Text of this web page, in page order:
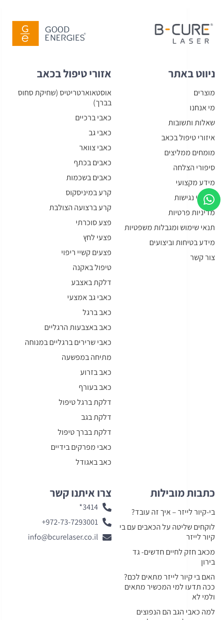
ניווט באתר
מוצרים
מי אנחנו
שאלות ותשובות
איזורי טיפול בכאב
מומחים ממליצים
סיפורי הצלחה
מידע מקצועי
הסדרי נגישות
מדיניות פרטיות
תנאי שימוש ומגבלות משפטיות
מידע בטיחות וביצועים
צור קשר
אזורי טיפול בכאב
אוסטאוארטריטיס (שחיקת סחוס
בברך)
כאבי ברכיים
כאבי גב
כאבי צוואר
כאבים בכתף
כאבים בשכמות
קרע במיניסקוס
קרע ברצועה הצולבת
פצע סוכרתי
פצעי לחץ
פצעים קשיי ריפוי
טיפול באקנה
דלקת באצבע
כאבי גב אמצעי
כאב ברגל
כאב באצבעות הרגליים
כאבי שרירים ברגליים במנוחה
מתיחה במפשעה
כאב בזרוע
כאב בעורף
דלקת ברגל טיפול
דלקת בגב
דלקת בברך טיפול
כאבי מפרקים בידיים
כאב באגודל
כתבות מובילות
בי-קיור לייזר – איך זה עובד?
לוקחים שליטה על הכאבים עם בי
קיור לייזר
מכאב חזק לחיים חדשים- גד
בירון
האם בי קיור לייזר מתאים לכם?
ככה תדעו למי המכשיר מתאים
ולמי לא
למה כאבי הגב הם הנפוצים
צרו איתנו קשר
3414*
972-73-7293001+
info@bcurelaser.co.il